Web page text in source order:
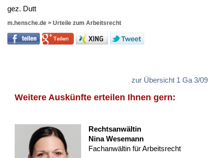
gez. Dutt
m.hensche.de > Urteile zum Arbeitsrecht
zur Übersicht 1 Ga 3/09
Weitere Auskünfte erteilen Ihnen gern:
Rechtsanwältin
Nina Wesemann
Fachanwältin für Arbeitsrecht